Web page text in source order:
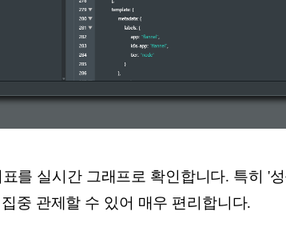
를 실시간 그래프로 확인합니다. 특히 '
중 관제할 수 있어 매우 편리합니다.